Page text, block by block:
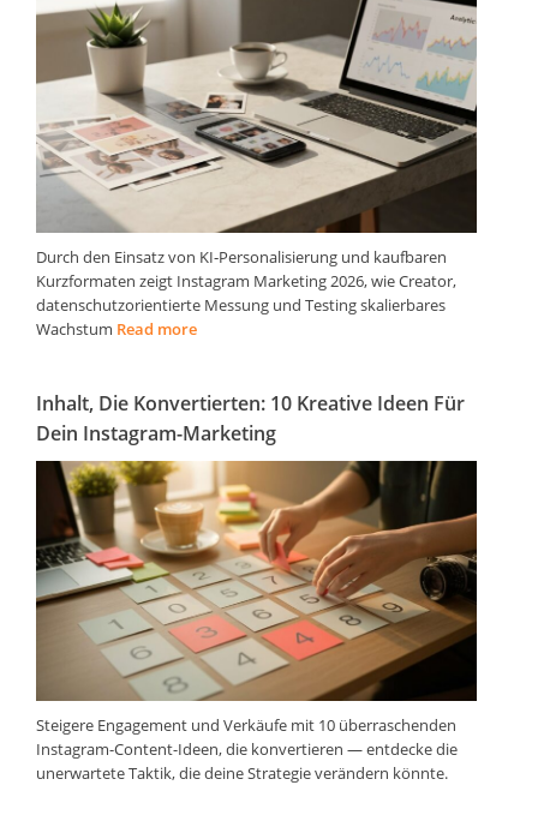
Durch den Einsatz von KI‑Personalisierung und kaufbaren
Kurzformaten zeigt Instagram Marketing 2026, wie Creator,
datenschutzorientierte Messung und Testing skalierbares
Wachstum Read more
Inhalt, Die Konvertierten: 10 Kreative Ideen Für
Dein Instagram-Marketing
Steigere Engagement und Verkäufe mit 10 überraschenden
Instagram-Content-Ideen, die konvertieren — entdecke die
unerwartete Taktik, die deine Strategie verändern könnte.